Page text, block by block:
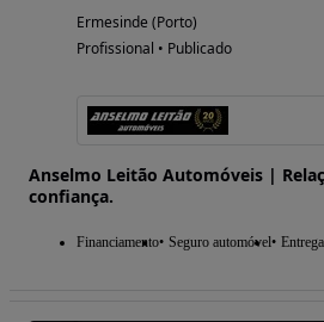
Ermesinde (Porto)
Profissional • Publicado
Anselmo Leitão Automóveis |
confiança.
Financiamento Seguro automóvel